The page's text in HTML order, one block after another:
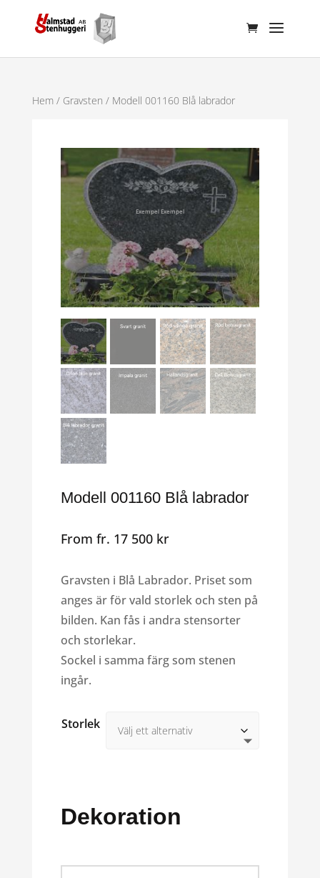
Hem/ Gravsten / Modell 001160 Blå labrador
Exempel Exempel
Modell 001160 Blå labrador
From fr. 17 500 kr
Gravsten i Blå Labrador. Priset som
anges är för vald storlek och sten på
bilden. Kan fås i andra stensorter
och storlekar.
Sockel i samma färg som stenen
ingår.
Storlek
Dekoration